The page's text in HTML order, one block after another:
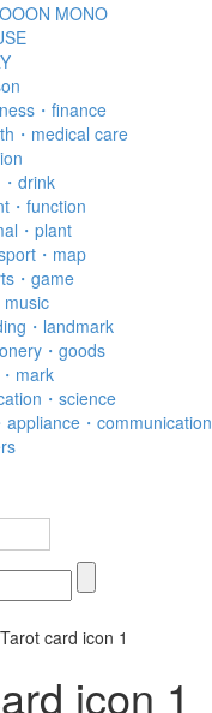
MONO
・finance
・medical care
drink
・function
・plant
・map
・game
music
・landmark
・goods
mark
・science
appliance・communication
card icon 1
icon 1